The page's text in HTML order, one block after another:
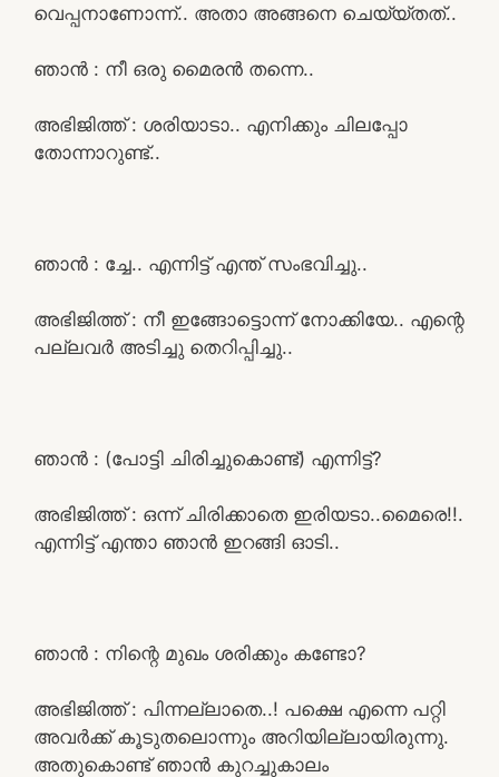
വെപ്പനാണോന്ന്.. അതാ അങ്ങനെ ചെയ്യ്തത്..
ഞാൻ : നീ ഒരു മൈരൻ തന്നെ..
അഭിജിത്ത് : ശരിയാടാ.. എനിക്കും ചിലപ്പോ
തോന്നാറുണ്ട്..
ഞാൻ : ച്ചേ.. എന്നിട്ട് എന്ത് സംഭവിച്ചു..
അഭിജിത്ത് : നീ ഇങ്ങോട്ടൊന്ന് നോക്കിയേ.. എന്റെ
പല്ലവർ അടിച്ചു തെറിപ്പിച്ചു..
ഞാൻ : (പോട്ടി ചിരിച്ചുകൊണ്ട്) എന്നിട്ട്?
അഭിജിത്ത് : ഒന്ന് ചിരിക്കാതെ ഇരിയടാ..മൈരെ!!.
എന്നിട്ട് എന്താ ഞാൻ ഇറങ്ങി ഓടി..
ഞാൻ : നിന്റെ മുഖം ശരിക്കും കണ്ടോ?
അഭിജിത്ത് : പിന്നല്ലാതെ..! പക്ഷെ എന്നെ പറ്റി
അവർക്ക് കൂടുതലൊന്നും അറിയില്ലായിരുന്നു.
അതുകൊണ്ട് ഞാൻ കുറച്ചുകാലം